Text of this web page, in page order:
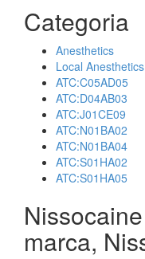
Categoria
Anesthetics
Local Anesthetics
ATC:C05AD05
ATC:D04AB03
ATC:J01CE09
ATC:N01BA02
ATC:N01BA04
ATC:S01HA02
ATC:S01HA05
marca,